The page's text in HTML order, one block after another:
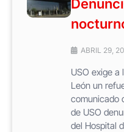
ABRIL 29,
USO exige a
León un
comunicado
de USO
del Hospital